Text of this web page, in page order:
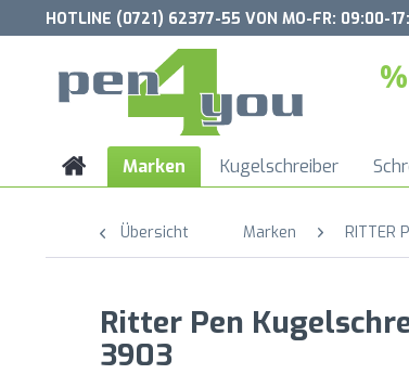
HOTLINE (0721) 62377-55 VON MO-FR: 09:00-
Marken Kugelschreiber
Übersicht Marken RITTER
Ritter Pen
3903